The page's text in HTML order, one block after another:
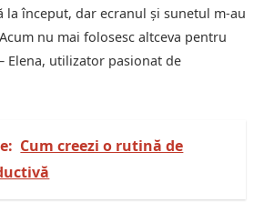
la început, dar ecranul și sunetul m-au
nu mai folosesc altceva pentru
Elena, utilizator pasionat de
Cum creezi o rutină de